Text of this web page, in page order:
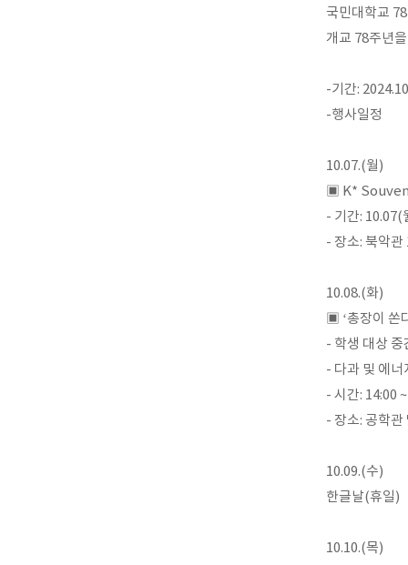
국민대학교
개교 78주년
-기간:
-행사일정
10.07.(월)
▣ K*
- 기간: 10.07(
- 장소: 북악관
10.08.(화)
▣ ‘총장이 쏜
- 학생 대상 중
- 다과 및 에너
- 시간: 14:00
- 장소: 공학관
10.09.(수)
한글날(휴일)
10.10.(목)